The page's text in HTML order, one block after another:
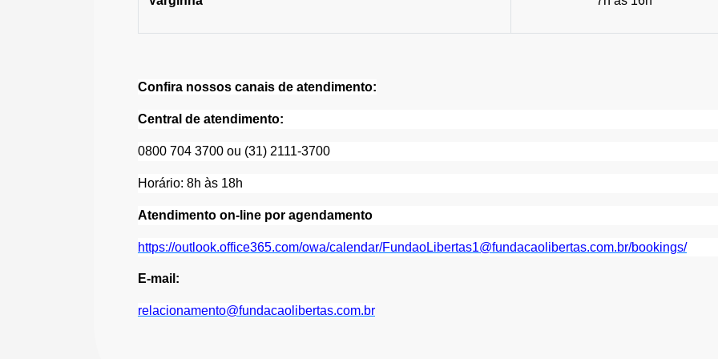
Confira nossos canais de atendimento:
Central de atendimento:
0800 704 3700 ou (31) 2111-3700
Horário: 8h às 18h
Atendimento on-line por agendamento
https://outlook.office365.com/owa/calendar/FundaoLibertas1@fundacaolibertas.com.br/bookings/
E-mail:
relacionamento@fundacaolibertas.com.br